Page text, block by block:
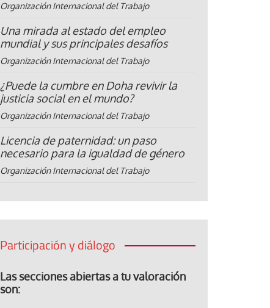
Organización Internacional del Trabajo
Una mirada al estado del empleo
mundial y sus principales desafíos
Organización Internacional del Trabajo
¿Puede la cumbre en Doha revivir la
justicia social en el mundo?
Organización Internacional del Trabajo
Licencia de paternidad: un paso
necesario para la igualdad de género
Organización Internacional del Trabajo
Participación y diálogo
Las secciones abiertas a tu valoración
son: